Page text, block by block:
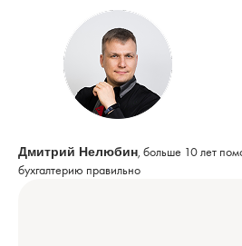
Дмитрий Нелюбин, больше 10 лет
бухгалтерию правильно